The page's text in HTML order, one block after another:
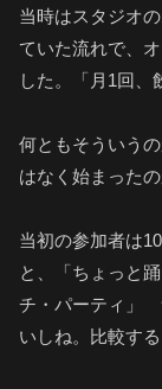
当時はスタジオ
ていた流れで、
した。「月1回、
何ともそういう
はなく始まった
当初の参加者は
と、「ちょっと
チ・パーティ」
いしね。比較する